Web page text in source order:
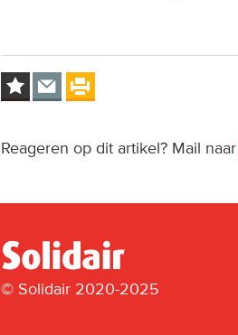
Reageren op dit artikel? Mail naar
© Solidair 2020-2025